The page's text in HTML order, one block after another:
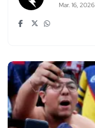
Mar. 16, 2026